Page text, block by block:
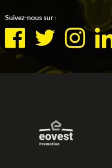
Suivez-nous sur :